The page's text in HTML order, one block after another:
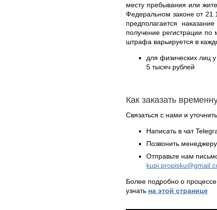
месту пребывания или
Федеральном законе от
предполагается
получение регистрации
штрафа варьируется в
для физических лиц у
5 тысяч рублей
Как заказать
Связаться с нами и
Написать в чат
Позвонить
Отправьте нам
Более подробно о
узнать на этой странице